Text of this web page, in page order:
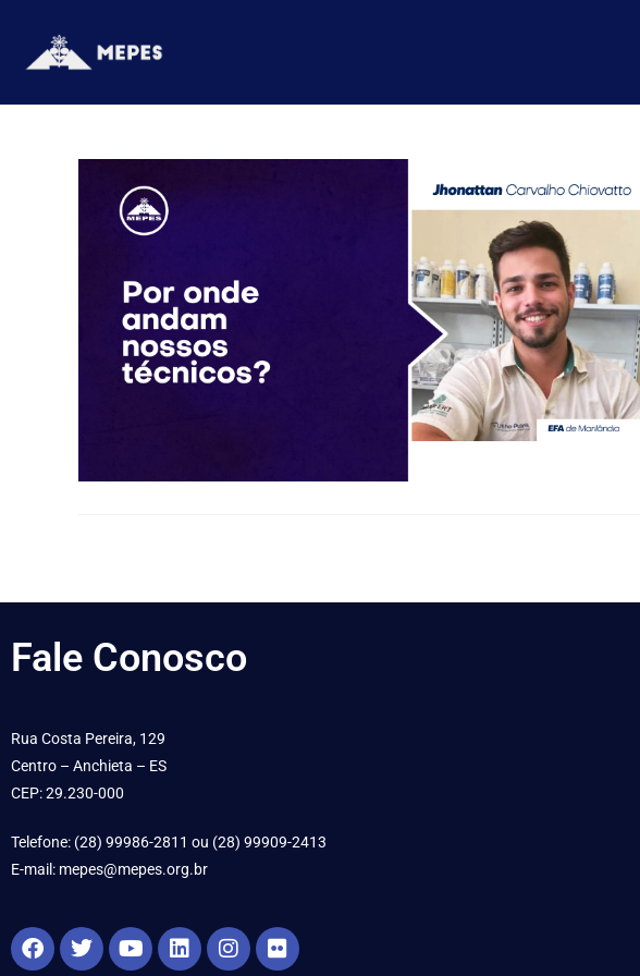
Fale Conosco
Rua Costa Pereira, 129
Centro – Anchieta – ES
CEP: 29.230-000
Telefone: (28) 99986-2811 ou (28) 99909-2413
E-mail: mepes@mepes.org.br